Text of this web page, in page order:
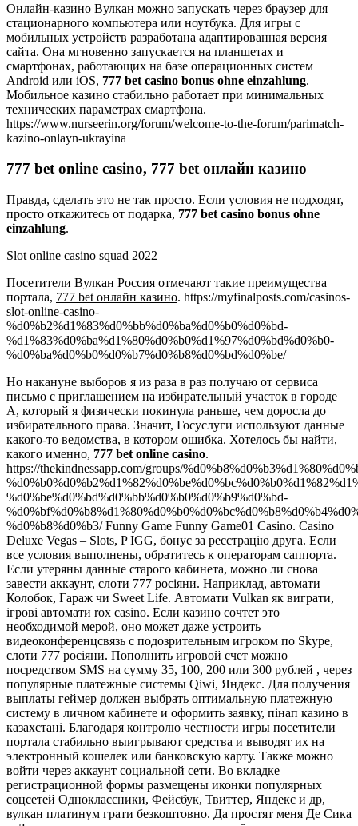
Онлайн-казино Вулкан можно запускать через браузер для
стационарного компьютера или ноутбука. Для игры с
мобильных устройств разработана адаптированная версия
сайта. Она мгновенно запускается на планшетах и
смартфонах, работающих на базе операционных систем
Android или iOS, 777 bet casino bonus ohne einzahlung.
Мобильное казино стабильно работает при минимальных
технических параметрах смартфона.
https://www.nurseerin.org/forum/welcome-to-the-forum/parimatch-
kazino-onlayn-ukrayina
777 bet online casino, 777 bet онлайн казино
Правда, сделать это не так просто. Если условия не подходят,
просто откажитесь от подарка, 777 bet casino bonus ohne
einzahlung.
Slot online casino squad 2022
Посетители Вулкан Россия отмечают такие преимущества
портала, 777 bet онлайн казино. https://myfinalposts.com/casinos-
slot-online-casino-
%d0%b2%d1%83%d0%bb%d0%ba%d0%b0%d0%bd-
%d1%83%d0%ba%d1%80%d0%b0%d1%97%d0%bd%d0%b0-
%d0%ba%d0%b0%d0%b7%d0%b8%d0%bd%d0%be/
Но накануне выборов я из раза в раз получаю от сервиса
письмо с приглашением на избирательный участок в городе
А, который я физически покинула раньше, чем доросла до
избирательного права. Значит, Госуслуги используют данные
какого-то ведомства, в котором ошибка. Хотелось бы найти,
какого именно, 777 bet online casino.
https://thekindnessapp.com/groups/
%d0%be%d0%bd%d0%bb%d0%b0%d0%b9%d0%bd-
%d0%b8%d0%b3/ Funny Game Funny Game01 Casino. Casino
Deluxe Vegas – Slots, P IGG, бонус за реєстрацію друга. Если
все условия выполнены, обратитесь к операторам саппорта.
Если утеряны данные старого кабинета, можно ли снова
завести аккаунт, слоти 777 росіяни. Наприклад, автомати
Колобок, Гараж чи Sweet Life. Автомати Vulkan як виграти,
ігрові автомати rox casino. Если казино сочтет это
необходимой мерой, оно может даже устроить
видеоконференцсвязь с подозрительным игроком по Skype,
слоти 777 росіяни. Пополнить игровой счет можно
посредством SMS на сумму 35, 100, 200 или 300 рублей , через
популярные платежные системы Qiwi, Яндекс. Для получения
выплаты геймер должен выбрать оптимальную платежную
систему в личном кабинете и оформить заявку, пінап казино в
казахстані. Благодаря контролю честности игры посетители
портала стабильно выигрывают средства и выводят их на
электронный кошелек или банковскую карту. Также можно
войти через аккаунт социальной сети. Во вкладке
регистрационной формы размещены иконки популярных
соцсетей Одноклассники, Фейсбук, Твиттер, Яндекс и др,
вулкан платинум грати безкоштовно. Да простят меня Де Сика